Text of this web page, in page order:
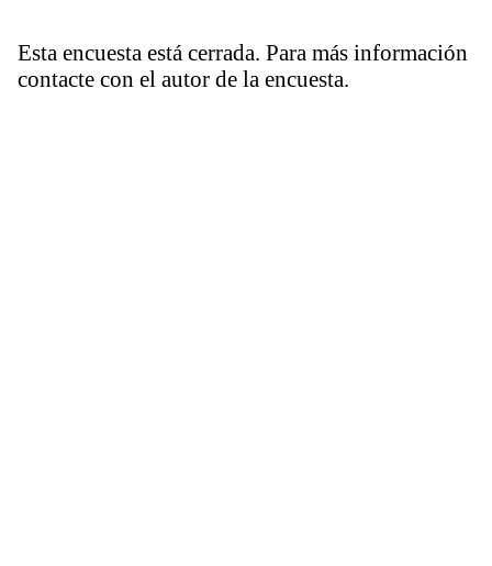
Esta encuesta está cerrada. Para más información
contacte con el autor de la encuesta.